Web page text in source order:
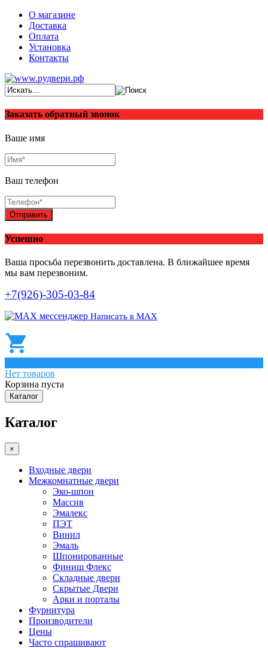
О магазине
Доставка
Оплата
Установка
Контакты
Заказать обратный звонок
Ваше имя
Ваш телефон
Отправить
Успешно
Ваша просьба перезвонить доставлена. В ближайшее время
мы вам перезвоним.
+7(926)-305-03-84
Написать в МАХ
Нет товаров
Корзина пуста
Каталог
Каталог
×
Входные двери
Межкомнатные двери
Эко-шпон
Массив
Эмалекс
ПЭТ
Винил
Эмаль
Шпонированные
Финиш Флекс
Складные двери
Скрытые Двери
Арки и порталы
Фурнитура
Производители
Цены
Часто спрашивают